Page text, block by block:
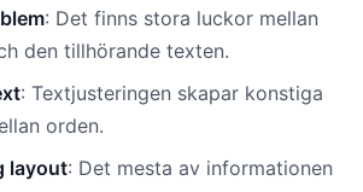
: Det finns stora luckor mellan
den tillhörande texten.
: Textjusteringen skapar konstiga
orden.
layout: Det mesta av informationen